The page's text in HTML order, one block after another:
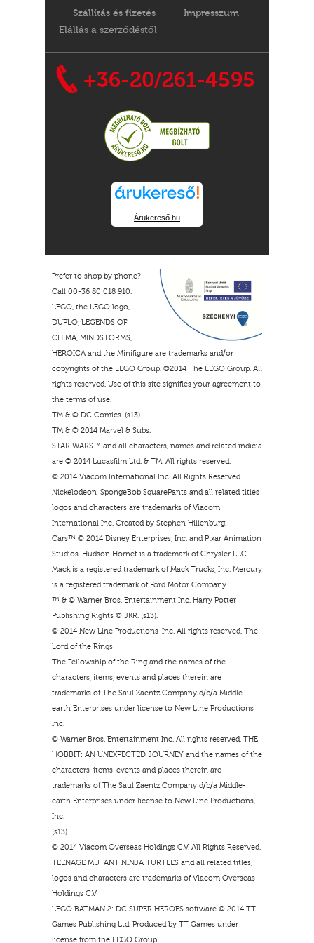
Szállítás és fizetés
Impresszum
Elállás a szerződéstől
+36-20/261-4595
Árukereső.hu
Prefer to shop by phone?
Call 00-36 80 018 910.
LEGO, the LEGO logo,
DUPLO, LEGENDS OF
CHIMA, MINDSTORMS,
HEROICA and the Minifigure are trademarks and/or
copyrights of the LEGO Group. ©2014 The LEGO Group. All
rights reserved. Use of this site signifies your agreement to
the terms of use.
TM & © DC Comics. (s13)
TM & © 2014 Marvel & Subs.
STAR WARS™ and all characters, names and related indicia
are © 2014 Lucasfilm Ltd. & TM. All rights reserved.
© 2014 Viacom International Inc. All Rights Reserved.
Nickelodeon, SpongeBob SquarePants and all related titles,
logos and characters are trademarks of Viacom
International Inc. Created by Stephen Hillenburg.
Cars™ © 2014 Disney Enterprises, Inc. and Pixar Animation
Studios. Hudson Hornet is a trademark of Chrysler LLC.
Mack is a registered trademark of Mack Trucks, Inc. Mercury
is a registered trademark of Ford Motor Company.
™ & © Warner Bros. Entertainment Inc. Harry Potter
Publishing Rights © JKR. (s13).
© 2014 New Line Productions, Inc. All rights reserved. The
Lord of the Rings:
The Fellowship of the Ring and the names of the
characters, items, events and places therein are
trademarks of The Saul Zaentz Company d/b/a Middle-
earth Enterprises under license to New Line Productions,
Inc.
© Warner Bros. Entertainment Inc. All rights reserved. THE
HOBBIT: AN UNEXPECTED JOURNEY and the names of the
characters, items, events and places therein are
trademarks of The Saul Zaentz Company d/b/a Middle-
earth Enterprises under license to New Line Productions,
Inc.
(s13)
© 2014 Viacom Overseas Holdings C.V. All Rights Reserved.
TEENAGE MUTANT NINJA TURTLES and all related titles,
logos and characters are trademarks of Viacom Overseas
Holdings C.V
LEGO BATMAN 2: DC SUPER HEROES software © 2014 TT
Games Publishing Ltd. Produced by TT Games under
license from the LEGO Group.